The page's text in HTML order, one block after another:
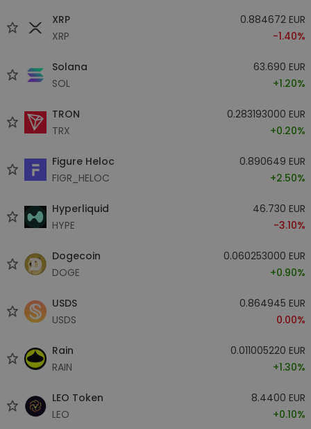
XRP
XRP
0.884672 EUR
-1.40%
Solana
SOL
63.690 EUR
+1.20%
TRON
TRX
0.283193000 EUR
+0.20%
Figure Heloc
FIGR_HELOC
0.890649 EUR
+2.50%
Hyperliquid
HYPE
46.730 EUR
-3.10%
Dogecoin
DOGE
0.060253000 EUR
+0.90%
USDS
USDS
0.864945 EUR
0.00%
Rain
RAIN
0.011005220 EUR
+1.30%
LEO Token
LEO
8.4400 EUR
+0.10%